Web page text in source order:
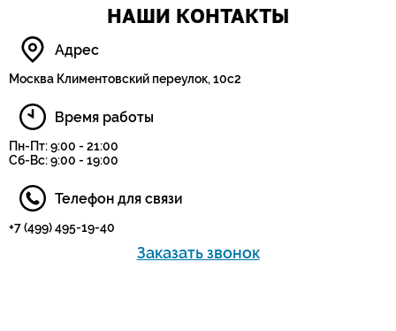
НАШИ КОНТАКТЫ
Адрес
Москва Климентовский переулок, 10с2
Время работы
Пн-Пт: 9:00 - 21:00
Сб-Вс: 9:00 - 19:00
Телефон для связи
+7 (499) 495-19-40
Заказать звонок